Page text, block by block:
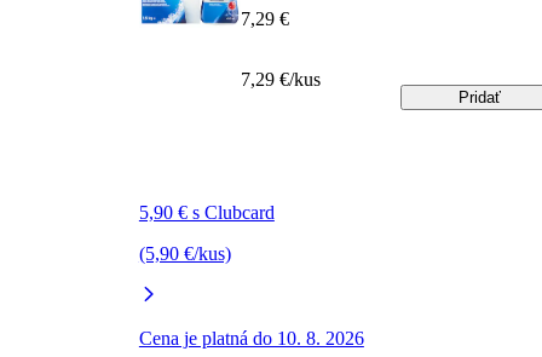
5,90 € s Clubcard
(5,90 €/kus)
Cena je platná do 10. 8. 2026
7,29 €
7,29 €/kus
Pridať